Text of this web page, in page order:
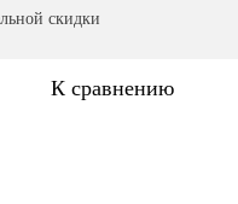
скидки
К сравнению